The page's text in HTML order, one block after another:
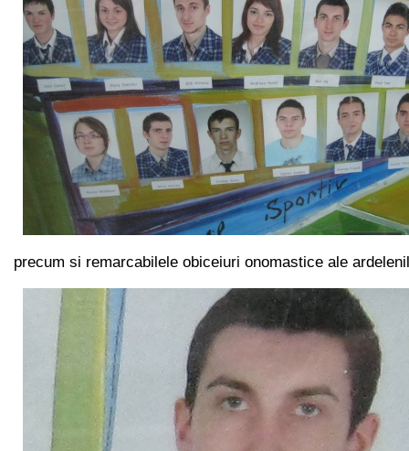
precum si remarcabilele obiceiuri onomastice ale